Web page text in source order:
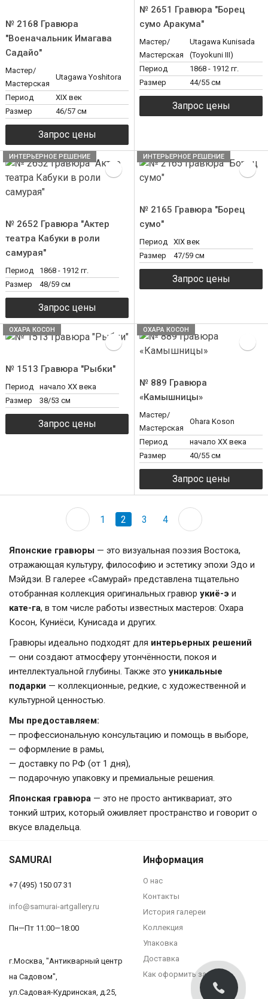
№ 2168 Гравюра
"Военачальник Имагава
Садайо"
Мастер/
Мастерская
Utagawa Yoshitora
Период
ХIX век
Размер
46/57 см
№ 2651 Гравюра "Борец
сумо Аракума"
Мастер/
Мастерская
Utagawa Kunisada
(Toyokuni III)
Период
1868 - 1912 гг.
Размер
44/55 см
№ 2652 Гравюра "Актер
театра Кабуки в роли
самурая"
Период
1868 - 1912 гг.
Размер
48/59 см
ИНТЕРЬЕРНОЕ РЕШЕНИЕ
№ 2165 Гравюра "Борец
сумо"
Период
ХIX век
Размер
47/59 см
ИНТЕРЬЕРНОЕ РЕШЕНИЕ
№ 1513 Гравюра "Рыбки"
Период
начало XX века
Размер
38/53 см
ОХАРА КОСОН
№ 889 Гравюра
«Камышницы»
Мастер/
Мастерская
Ohara Koson
Период
начало XX века
Размер
40/55 см
ОХАРА КОСОН
1 2 3 4
Японские гравюры — это визуальная поэзия Востока,
отражающая культуру, философию и эстетику эпохи Эдо и
Мэйдзи. В галерее «Самурай» представлена тщательно
отобранная коллекция оригинальных гравюр укиё-э и
кате-га, в том числе работы известных мастеров: Охара
Косон, Куниёси, Кунисада и других.
Гравюры идеально подходят для интерьерных решений
— они создают атмосферу утончённости, покоя и
интеллектуальной глубины. Также это уникальные
подарки — коллекционные, редкие, с художественной и
культурной ценностью.
Мы предоставляем:
— профессиональную консультацию и помощь в выборе,
— оформление в рамы,
— доставку по РФ (от 1 дня),
— подарочную упаковку и премиальные решения.
Японская гравюра — это не просто антиквариат, это
тонкий штрих, который оживляет пространство и говорит о
вкусе владельца.
SAMURAI
+7 (495) 150 07 31
info@samurai-artgallery.ru
Пн—Пт 11:00—18:00
г.Москва, "Антикварный центр
на Садовом",
ул.Садовая-Кудринская, д.25,
Информация
О нас
Контакты
История галереи
Коллекция
Упаковка
Доставка
Как оформить заказ?